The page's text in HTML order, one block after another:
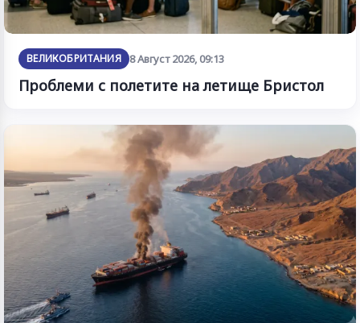
ВЕЛИКОБРИТАНИЯ 8 Август 2026, 09:13
Проблеми с полетите на летище Бристол